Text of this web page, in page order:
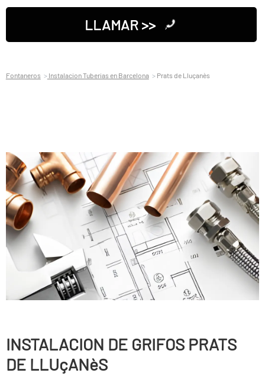
LLAMAR >>
Fontaneros Instalacion Tuberias en Barcelona Prats de Lluçanès
INSTALACION DE GRIFOS PRATS
DE LLUçANèS